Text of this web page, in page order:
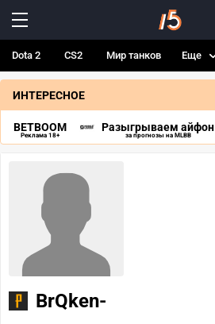
Dota 2 CS2 Мир танков Еще
ИНТЕРЕСНОЕ
BETBOOM
Реклама 18+
Разыгрываем айфон
за прогнозы на MLBB
BrQken-